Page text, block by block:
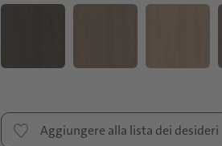
Aggiungere alla lista dei desideri